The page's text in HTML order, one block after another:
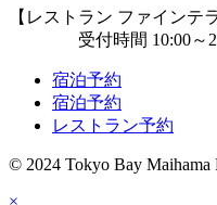
【レストラン ファインテ
受付時間 10:00～
宿泊予約
宿泊予約
レストラン予約
© 2024 Tokyo Bay Maihama
×